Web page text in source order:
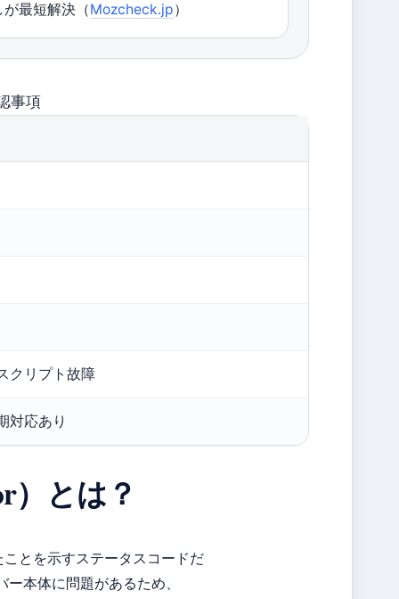
が最短解決（Mozcheck.jp）
事項
クリプト故障
対応あり
）とは？
とを示すステータスコードだ
本体に問題があるため、